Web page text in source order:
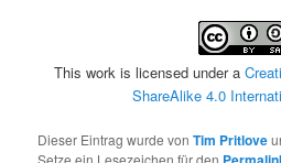
This work is licensed under a
ShareAlike 4.0
Dieser Eintrag wurde vonTim Pritlove